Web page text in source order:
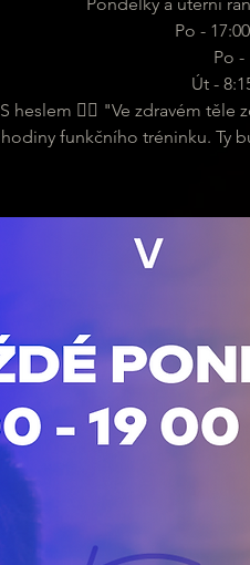
Po -
Po -
Út -
S heslem 🏋️‍♂️ "Ve zdravém těle